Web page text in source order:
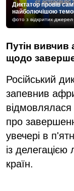
Диктатор провів
найболючішою
фото з відкритих джерел
Путін
щодо
Російський
запевнив
відмовлялася
про
увечері в
із
країн.